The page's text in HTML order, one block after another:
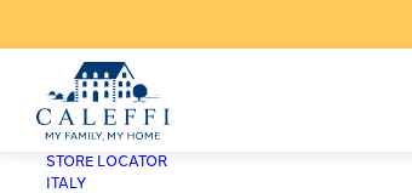
CALEFFI
STORE LOCATOR
ITALY